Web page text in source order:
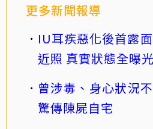
更多新聞報導
IU耳疾惡化後首露
近照 真實狀態全曝光
曾涉毒、身心狀況
驚傳陳屍自宅